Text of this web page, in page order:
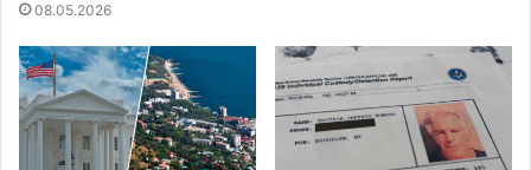
08.05.2026